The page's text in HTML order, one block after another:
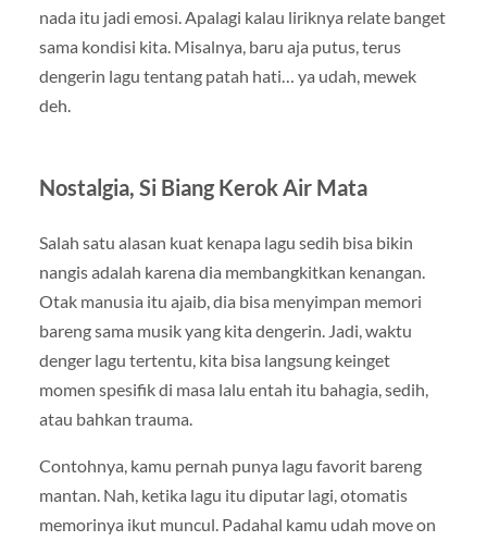
nada itu jadi emosi. Apalagi kalau liriknya relate banget
sama kondisi kita. Misalnya, baru aja putus, terus
dengerin lagu tentang patah hati… ya udah, mewek
deh.
Nostalgia, Si Biang Kerok Air Mata
Salah satu alasan kuat kenapa lagu sedih bisa bikin
nangis adalah karena dia membangkitkan kenangan.
Otak manusia itu ajaib, dia bisa menyimpan memori
bareng sama musik yang kita dengerin. Jadi, waktu
denger lagu tertentu, kita bisa langsung keinget
momen spesifik di masa lalu entah itu bahagia, sedih,
atau bahkan trauma.
Contohnya, kamu pernah punya lagu favorit bareng
mantan. Nah, ketika lagu itu diputar lagi, otomatis
memorinya ikut muncul. Padahal kamu udah move on